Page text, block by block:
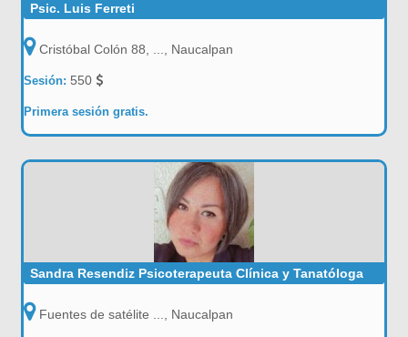
Psic. Luis Ferreti
Cristóbal Colón 88, ..., Naucalpan
Sesión: 550
Primera sesión gratis.
Sandra Resendiz Psicoterapeuta Clínica y Tanatóloga
Fuentes de satélite ..., Naucalpan